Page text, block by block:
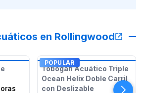
en Rollingwood
POPULAR
Tobogán Acuático Triple
Ocean Helix Doble Carril
con Deslizable